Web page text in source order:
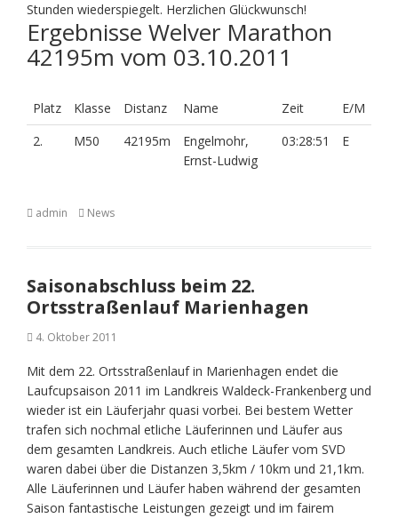
Stunden wiederspiegelt. Herzlichen Glückwunsch!
Ergebnisse Welver Marathon
42195m vom 03.10.2011
Platz Klasse Distanz Name Zeit
E/M
2.
M50 42195m
Engelmohr,
Ernst-Ludwig
03:28:51 E
admin News
Saisonabschluss beim 22.
Ortsstraßenlauf Marienhagen
4. Oktober 2011
Mit dem 22. Ortsstraßenlauf in Marienhagen endet die
Laufcupsaison 2011 im Landkreis Waldeck-Frankenberg und
wieder ist ein Läuferjahr quasi vorbei. Bei bestem Wetter
trafen sich nochmal etliche Läuferinnen und Läufer aus
dem gesamten Landkreis. Auch etliche Läufer vom SVD
waren dabei über die Distanzen 3,5km / 10km und 21,1km.
Alle Läuferinnen und Läufer haben während der gesamten
Saison fantastische Leistungen gezeigt und im fairem